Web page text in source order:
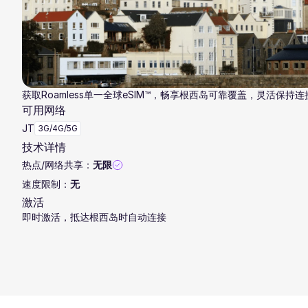
获取Roamless单一全球eSIM™，畅享根西岛可靠覆盖，灵活保持连
可用网络
JT 3G/4G/5G
技术详情
热点/网络共享： 无限
速度限制： 无
激活
即时激活，抵达根西岛时自动连接